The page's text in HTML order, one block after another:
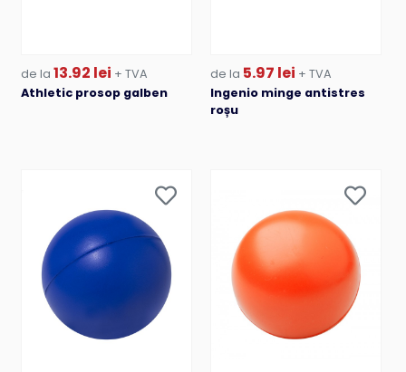
de la 13.92 lei + TVA
Athletic prosop galben
de la 5.97 lei + TVA
Ingenio minge antistres
roșu